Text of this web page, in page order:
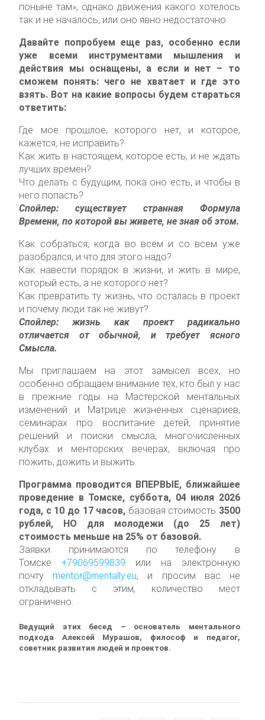
поныне там», однако движения какого хотелось
так и не началось, или оно явно недостаточно.
Давайте попробуем еще раз, особенно если
уже всеми инструментами мышления и
действия мы оснащены, а если и нет – то
сможем понять: чего не хватает и где это
взять. Вот на какие вопросы будем стараться
ответить:
Где мое прошлое, которого нет, и которое,
кажется, не исправить?
Как жить в настоящем, которое есть, и не ждать
лучших времен?
Что делать с будущим, пока оно есть, и чтобы в
него попасть?
Спойлер: существует странная Формула
Времени, по которой вы живете, не зная об этом.
Как собраться, когда во всём и со всем уже
разобрался, и что для этого надо?
Как навести порядок в жизни, и жить в мире,
который есть, а не которого нет?
Как превратить ту жизнь, что осталась в проект
и почему люди так не живут?
Спойлер: жизнь как проект радикально
отличается от обычной, и требует ясного
Смысла.
Мы приглашаем на этот замысел всех, но
особенно обращаем внимание тех, кто был у нас
в прежние годы на Мастерской ментальных
изменений и Матрице жизненных сценариев,
семинарах про воспитание детей, принятие
решений и поиски смысла, многочисленных
клубах и менторских вечерах, включая про
пожить, дожить и выжить.
Программа проводится ВПЕРВЫЕ, ближайшее
проведение в Томске, суббота, 04 июля 2026
года, с 10 до 17 часов, базовая стоимость 3500
рублей, НО для молодежи (до 25 лет)
стоимость меньше на 25% от базовой.
Заявки принимаются по телефону в
Томске+79069599839 или на электронную
почту mentor@mentally.eu, и просим вас не
откладывать с этим, количество мест
ограничено.
Ведущий этих бесед – основатель ментального
подхода Алексей Мурашов, философ и педагог,
советник развития людей и проектов.